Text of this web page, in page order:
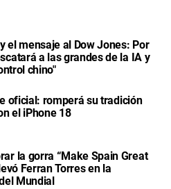
el mensaje al Dow Jones: Por
a las grandes de la IA y
chino"
oficial: romperá su tradición
el iPhone 18
la gorra “Make Spain Great
Ferran Torres en la
Mundial